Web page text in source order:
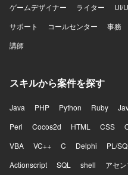
ゲームデザイナー
ライター UI/
サポート
コールセンター 事務
講師
スキルから案件を探す
Java PHP Python Ruby
Perl
Cocos2d HTML CSS
VBA
VC++ C Delphi PL/SQL
Actionscript
SQL shell アセ